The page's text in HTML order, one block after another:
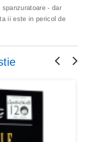
- dar
ii este in pericol de